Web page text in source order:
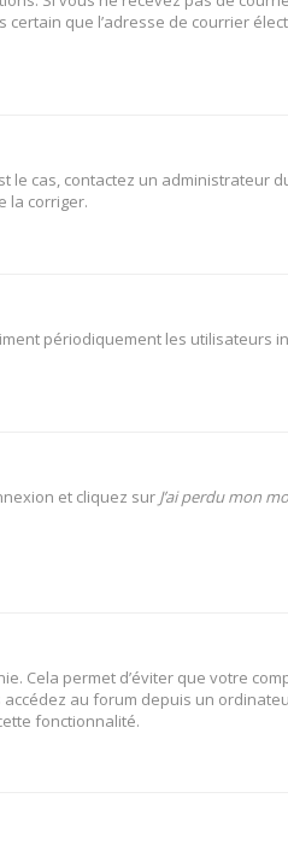
que l’adresse de courrier
le cas, contactez un administrateur
la corriger.
périodiquement les utilisateurs
et cliquez sur J’ai perdu mon
permet d’éviter que votre
au forum depuis un
fonctionnalité.